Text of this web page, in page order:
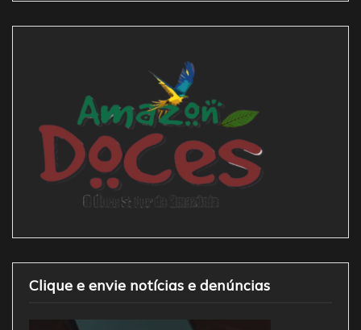
Clique e envie notícias e denúncias